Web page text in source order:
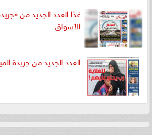
غدًا العدد الجديد من
الأسواق
العدد الجديد من جريدة